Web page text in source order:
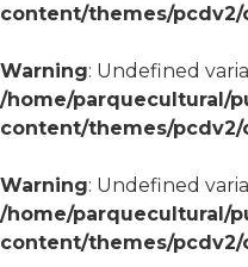
content/themes/
Warning: Undefined
/home/parquecultural/
content/themes/
Warning: Undefined
/home/parquecultural/
content/themes/